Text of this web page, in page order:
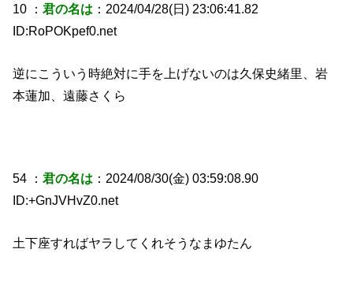
10 ：君の名は ：2024/04/28(日) 23:06:41.82
ID:RoPOKpef0.net
逆にこういう時絶対に手を上げないのは久保史緒里、岩
本蓮加、遠藤さくら
54 ：君の名は ：2024/08/30(金) 03:59:08.90
ID:+GnJVHvZ0.net
土下座すればヤラしてくれそうなまゆたん